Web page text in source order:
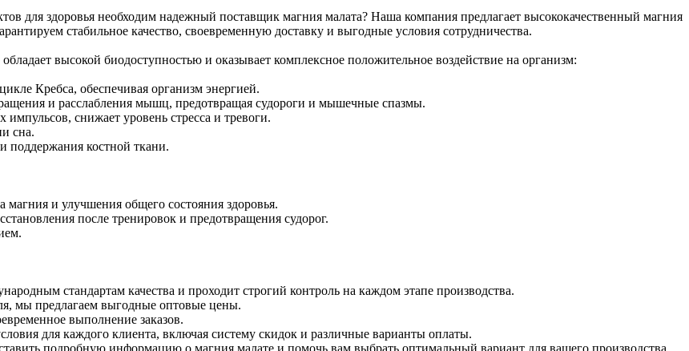
для здоровья необходим надежный поставщик магния малата? Наша компания предлагает высококачественный магния
стабильное качество, своевременную доставку и выгодные условия сотрудничества.
высокой биодоступностью и оказывает комплексное положительное воздействие на организм:
Кребса, обеспечивая организм энергией.
и расслабления мышц, предотвращая судороги и мышечные спазмы.
снижает уровень стресса и тревоги.
сна.
поддержания костной ткани.
и улучшения общего состояния здоровья.
после тренировок и предотвращения судорог.
стандартам качества и проходит строгий контроль на каждом этапе производства.
мы предлагаем выгодные оптовые цены.
выполнение заказов.
для каждого клиента, включая систему скидок и различные варианты оплаты.
подробную информацию о магния малате и помочь вам выбрать оптимальный вариант для вашего производства.